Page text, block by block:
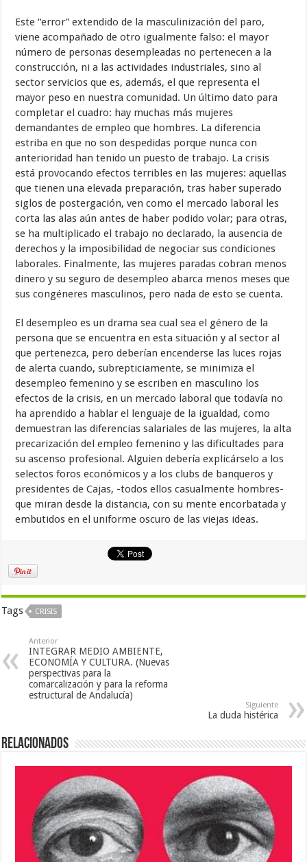
Este “error” extendido de la masculinización del paro,
viene acompañado de otro igualmente falso: el mayor
número de personas desempleadas no pertenecen a la
construcción, ni a las actividades industriales, sino al
sector servicios que es, además, el que representa el
mayor peso en nuestra comunidad. Un último dato para
completar el cuadro: hay muchas más mujeres
demandantes de empleo que hombres. La diferencia
estriba en que no son despedidas porque nunca con
anterioridad han tenido un puesto de trabajo. La crisis
está provocando efectos terribles en las mujeres: aquellas
que tienen una elevada preparación, tras haber superado
siglos de postergación, ven como el mercado laboral les
corta las alas aún antes de haber podido volar; para otras,
se ha multiplicado el trabajo no declarado, la ausencia de
derechos y la imposibilidad de negociar sus condiciones
laborales. Finalmente, las mujeres paradas cobran menos
dinero y su seguro de desempleo abarca menos meses que
sus congéneres masculinos, pero nada de esto se cuenta.
El desempleo es un drama sea cual sea el género de la
persona que se encuentra en esta situación y al sector al
que pertenezca, pero deberían encenderse las luces rojas
de alerta cuando, subrepticiamente, se minimiza el
desempleo femenino y se escriben en masculino los
efectos de la crisis, en un mercado laboral que todavía no
ha aprendido a hablar el lenguaje de la igualdad, como
demuestran las diferencias salariales de las mujeres, la alta
precarización del empleo femenino y las dificultades para
su ascenso profesional. Alguien debería explicárselo a los
selectos foros económicos y a los clubs de banqueros y
presidentes de Cajas, -todos ellos casualmente hombres-
que miran desde la distancia, con su mente encorbatada y
embutidos en el uniforme oscuro de las viejas ideas.
Tags CRISIS
Anterior
INTEGRAR MEDIO AMBIENTE,
ECONOMÍA Y CULTURA. (Nuevas
perspectivas para la
comarcalización y para la reforma
estructural de Andalucía)
Siguiente
La duda histérica
Relacionados